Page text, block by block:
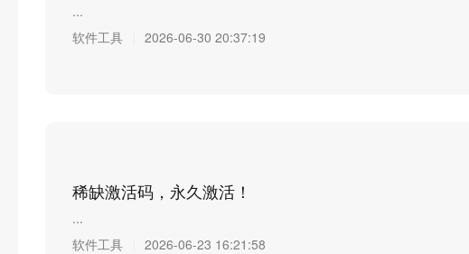
...
软件工具
2026-06-30 20:37:19
稀缺激活码，永久激活！
...
软件工具
2026-06-23 16:21:58